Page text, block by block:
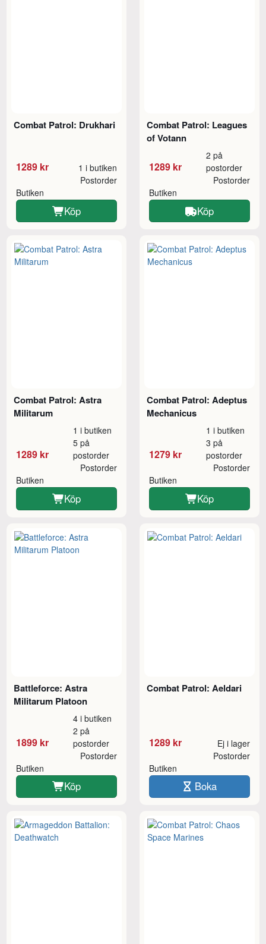
Combat Patrol: Drukhari
1289 kr 1 i butiken
Butiken
Postorder
Köp
Combat Patrol: Leagues
of Votann
1289 kr
2 på
postorder
Butiken
Postorder
Köp
Combat Patrol: Astra
Militarum
1289 kr
1 i butiken
5 på
postorder
Butiken
Postorder
Köp
Combat Patrol: Adeptus
Mechanicus
1279 kr
1 i butiken
3 på
postorder
Butiken
Postorder
Köp
Battleforce: Astra
Militarum Platoon
1899 kr
4 i butiken
2 på
postorder
Butiken
Postorder
Köp
Combat Patrol: Aeldari
1289 kr Ej i lager
Butiken
Postorder
Boka